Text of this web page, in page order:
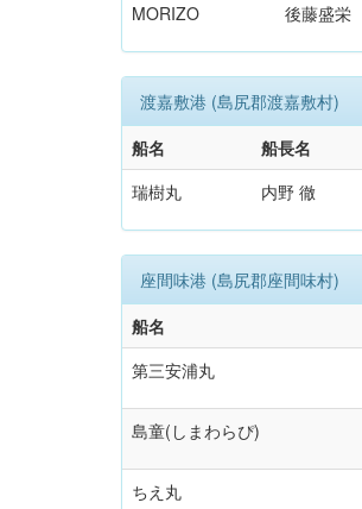
MORIZO
後藤盛栄
渡嘉敷港 (島尻郡渡嘉敷村)
船名
船長名
瑞樹丸
内野 徹
座間味港 (島尻郡座間味村)
船名
第三安浦丸
島童(しまわらぴ)
ちえ丸